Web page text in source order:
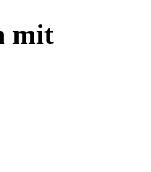
mit